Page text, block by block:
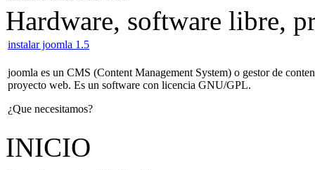
Hardware, software libre,
instalar joomla 1.5
joomla es un CMS (Content Management System) o gestor de
proyecto web. Es un software con licencia GNU/GPL.
¿Que necesitamos?
INICIO